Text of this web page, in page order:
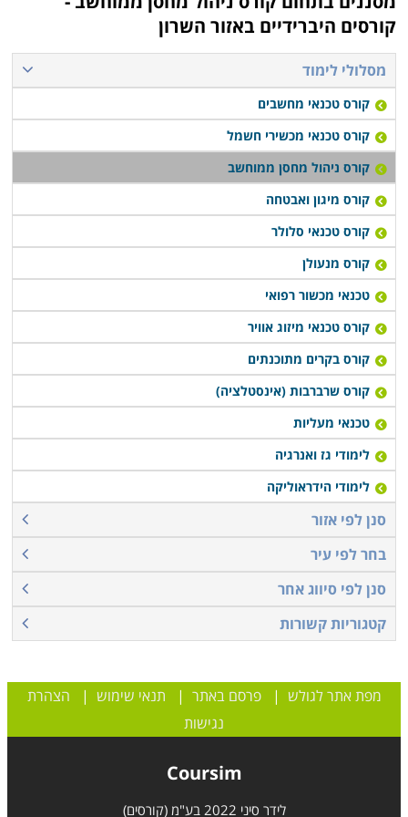
עבודה, כך שתוכלו לפנות למסלול ערב ובסיום הקורס
להתקדם לעבודה בתחום.
קורס ניהול מחסן ממוחשב נערך פעם או פעמיים בשבוע,
תלוי במוסד הלימודים, כאשר בחלק המקומות תוכלו לקבל
אף שיעורי השלמה במידה ופספסתם את אחד השיעורים או
הדרכה דרך האינטרנט.
קורסים היברידיים באזור השרון
מסלולי לימוד
קורס טכנאי מחשבים
קורס טכנאי מכשירי חשמל
קורס ניהול מחסן ממוחשב
קורס מיגון ואבטחה
קורס טכנאי סלולר
קורס מנעולן
טכנאי מכשור רפואי
קורס טכנאי מיזוג אוויר
קורס בקרים מתוכנתים
קורס שרברבות (אינסטלציה)
טכנאי מעליות
לימודי גז ואנרגיה
לימודי הידראוליקה
סנן לפי אזור
בחר לפי עיר
סנן לפי סיווג אחר
קטגוריות קשורות
מפת אתר לגולש |פרסם באתר | תנאי שימוש | הצהרת
נגישות
Coursim
לידר סיני 2022 בע"מ (קורסים)